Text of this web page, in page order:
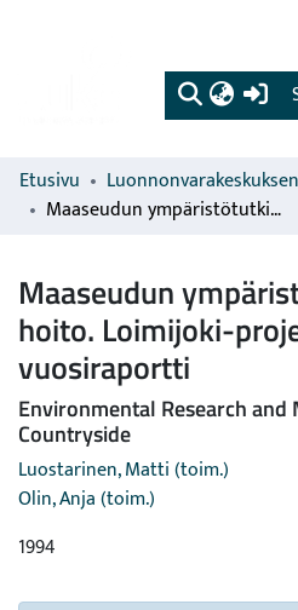
Etusivu
Maaseudun ympäristötutkimus- ja hoito. Loimijoki-projektin vuosiraportti
Maaseudun
hoito. Loimijoki-
vuosiraportti
Environmental Research and
Countryside
Luostarinen, Matti (toim.)
Olin, Anja (toim.)
1994